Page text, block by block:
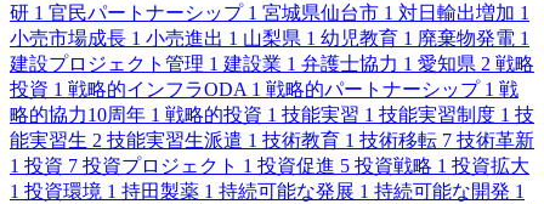
研 1 官民パートナーシップ 1 宮城県仙台市 1 対日輸出増加 1
小売市場成長 1 小売進出 1 山梨県 1 幼児教育 1 廃棄物発電 1
建設プロジェクト管理 1 建設業 1 弁護士協力 1 愛知県 2 戦略
投資 1 戦略的インフラODA 1 戦略的パートナーシップ 1 戦
略的協力10周年 1 戦略的投資 1 技能実習 1 技能実習制度 1 技
能実習生 2 技能実習生派遣 1 技術教育 1 技術移転 7 技術革新
1 投資 7 投資プロジェクト 1 投資促進 5 投資戦略 1 投資拡大
1 投資環境 1 持田製薬 1 持続可能な発展 1 持続可能な開発 1